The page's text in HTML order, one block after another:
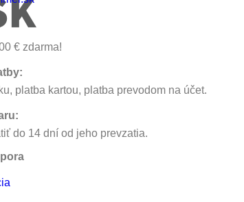
€ zdarma!
platba kartou, platba prevodom na účet.
do 14 dní od jeho prevzatia.